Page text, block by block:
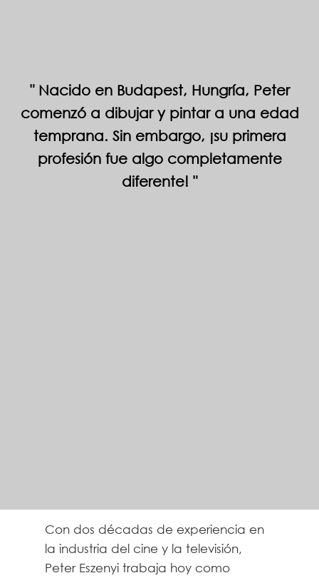
Nacido en Budapest, Hungría, Peter
comenzó a dibujar y pintar a una edad
temprana. Sin embargo, ¡su primera
profesión fue algo completamente
diferente!
Con dos décadas de experiencia en
la industria del cine y la televisión,
Peter Eszenyi trabaja hoy como